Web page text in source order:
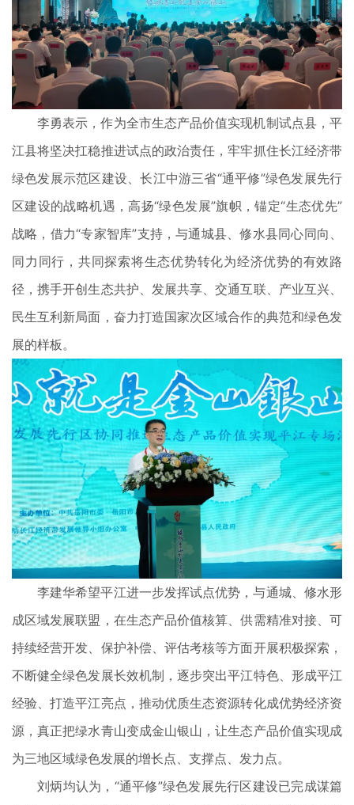
李勇表示，作为全市生态产品价值实现机制试点县，平
江县将坚决扛稳推进试点的政治责任，牢牢抓住长江经济带
绿色发展示范区建设、长江中游三省“通平修”绿色发展先行
区建设的战略机遇，高扬“绿色发展”旗帜，锚定“生态优先”
战略，借力“专家智库”支持，与通城县、修水县同心同向、
同力同行，共同探索将生态优势转化为经济优势的有效路
径，携手开创生态共护、发展共享、交通互联、产业互兴、
民生互利新局面，奋力打造国家次区域合作的典范和绿色发
展的样板。
李建华希望平江进一步发挥试点优势，与通城、修水形
成区域发展联盟，在生态产品价值核算、供需精准对接、可
持续经营开发、保护补偿、评估考核等方面开展积极探索，
不断健全绿色发展长效机制，逐步突出平江特色、形成平江
经验、打造平江亮点，推动优质生态资源转化成优势经济资
源，真正把绿水青山变成金山银山，让生态产品价值实现成
为三地区域绿色发展的增长点、支撑点、发力点。
刘炳均认为，“通平修”绿色发展先行区建设已完成谋篇